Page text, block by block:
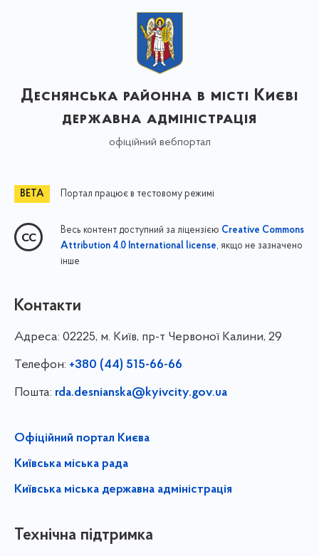
Деснянська районна в місті Києві
державна адміністрація
офіційний вебпортал
Портал працює в тестовому режимі
Весь контент доступний за ліцензією Creative Commons
Attribution 4.0 International license, якщо не зазначено
інше
Контакти
Адреса: 02225, м. Київ, пр-т Червоної Калини, 29
Телефон: +380 (44) 515-66-66
Пошта: rda.desnianska@kyivcity.gov.ua
Офіційний портал Києва
Київська міська рада
Київська міська державна адміністрація
Технічна підтримка